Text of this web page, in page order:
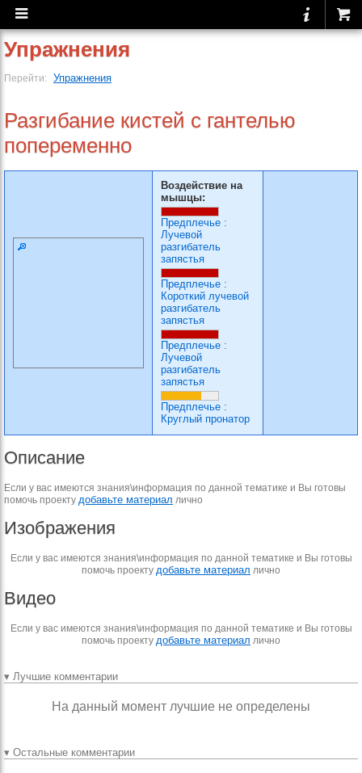
Упражнения
Перейти: Упражнения
Разгибание кистей с гантелью
попеременно
Воздействие на
мышцы:
Предплечье :
Лучевой
разгибатель
запястья
Предплечье :
Короткий лучевой
разгибатель
запястья
Предплечье :
Лучевой
разгибатель
запястья
Предплечье :
Круглый пронатор
Описание
Если у вас имеются знания\информация по данной тематике и Вы готовы
помочь проекту добавьте материал лично
Изображения
Если у вас имеются знания\информация по данной тематике и Вы готовы
помочь проекту добавьте материал лично
Видео
Если у вас имеются знания\информация по данной тематике и Вы готовы
помочь проекту добавьте материал лично
▾ Лучшие комментарии
На данный момент лучшие не определены
▾ Остальные комментарии